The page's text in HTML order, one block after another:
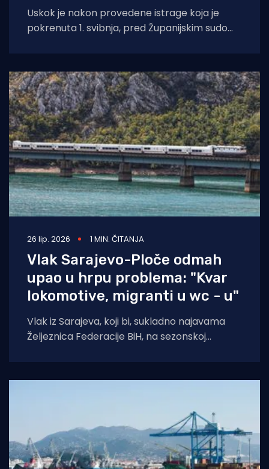
Uskok je nakon provedene istrage koja je
pokrenuta 1. svibnja, pred Županijskim sudom
26 lip. 2026 1 MIN. ČITANJA
Vlak Sarajevo-Ploče odmah
upao u hrpu problema: "Kvar
lokomotive, migranti u wc - u"
Vlak iz Sarajeva, koji bi, sukladno najavama
Željeznica Federacije BiH, na sezonskoj